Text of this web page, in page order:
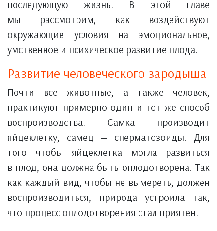
последующую жизнь. В этой главе
мы рассмотрим, как воздействуют
окружающие условия на эмоциональное,
умственное и психическое развитие плода.
Развитие человеческого зародыша
Почти все животные, а также человек,
практикуют примерно один и тот же способ
воспроизводства. Самка производит
яйцеклетку, самец — сперматозоиды. Для
того чтобы яйцеклетка могла развиться
в плод, она должна быть оплодотворена. Так
как каждый вид, чтобы не вымереть, должен
воспроизводиться, природа устроила так,
что процесс оплодотворения стал приятен.